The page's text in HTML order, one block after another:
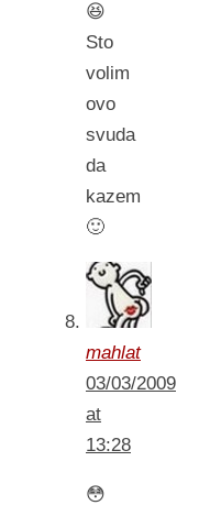
😆
Sto
volim
ovo
svuda
da
kazem
🙂
mahlat
03/03/2009
at
13:28
😳